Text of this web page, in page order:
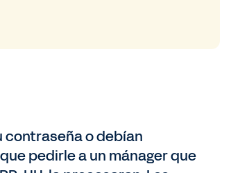
contraseña o debían
pedirle a un mánager que